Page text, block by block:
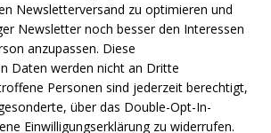
Newsletterversand zu optimieren und
Newsletter noch besser den Interessen
anzupassen. Diese
Daten werden nicht an Dritte
Personen sind jederzeit berechtigt,
über das Double-Opt-In-
Einwilligungserklärung zu widerrufen.